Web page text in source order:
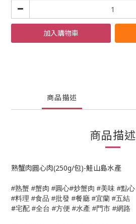
加入購物車
商品描述
商品描述
熟蟹肉圓心肉(250g/包)-鮭山島水產
#熟蟹 #蟹肉 #圓心#炒蟹肉 #美味 #點心
#料理 #食品 #批發 #餐廳 #宜蘭 #五結
#宅配 #全台 #方便 #水產 #門市 #網路